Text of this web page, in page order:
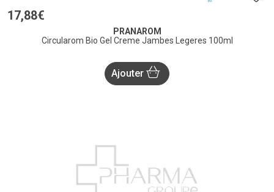
17,88€
PRANAROM
Circularom Bio Gel Creme Jambes Legeres 100ml
Ajouter